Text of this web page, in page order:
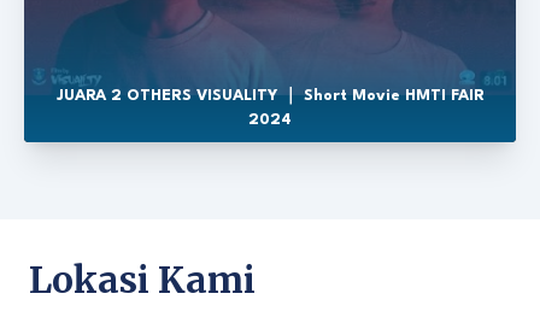
JUARA 2 OTHERS VISUALITY ｜ Short Movie HMTI FAIR
2024
Lokasi Kami